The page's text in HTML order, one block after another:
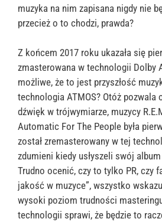
muzyka na nim zapisana nigdy nie
przecież o to chodzi, prawda?
Z końcem 2017 roku ukazała się
zmasterowana w technologii Dolby
możliwe, że to jest przyszłość
technologia ATMOS? Otóż pozwala
dźwięk w trójwymiarze, muzycy
Automatic For The People była
został zremasterowany w tej
zdumieni kiedy usłyszeli swój
Trudno ocenić, czy to tylko PR, czy
jakość w muzyce”, wszystko
wysoki poziom trudności
technologii sprawi, że będzie to